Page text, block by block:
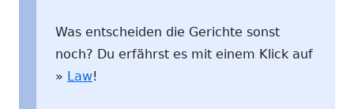
Was entscheiden die Gerichte sonst
noch? Du erfährst es mit einem Klick auf
» Law!